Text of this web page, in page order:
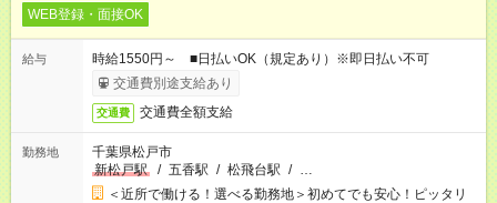
WEB登録・面接OK
給与
時給1550円～ ■日払いOK（規定あり）※即日払い不可
交通費別途支給あり
交通費 交通費全額支給
勤務地
千葉県松戸市
新松戸駅
/ 五香駅 / 松飛台駅 / …
＜近所で働ける！選べる勤務地＞初めてでも安心！ピッタリ